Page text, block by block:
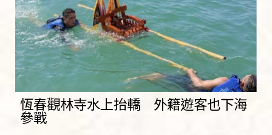
恆春觀林寺水上抬轎 外籍遊客也下海
參戰